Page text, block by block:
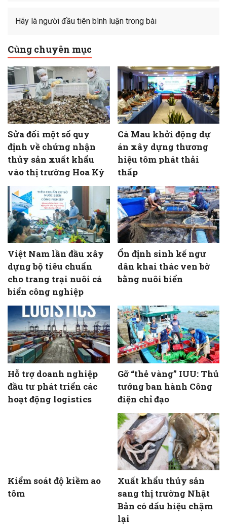
Hãy là người đầu tiên bình luận trong bài
Cùng chuyên mục
Sửa đổi một số quy
định về chứng nhận
thủy sản xuất khẩu
vào thị trường Hoa Kỳ
Cà Mau khởi động dự
án xây dựng thương
hiệu tôm phát thải
thấp
Việt Nam lần đầu xây
dựng bộ tiêu chuẩn
cho trang trại nuôi cá
biển công nghiệp
Ổn định sinh kế ngư
dân khai thác ven bờ
bằng nuôi biển
Hỗ trợ doanh nghiệp
đầu tư phát triển các
hoạt động logistics
Gỡ “thẻ vàng” IUU: Thủ
tướng ban hành Công
điện chỉ đạo
Kiểm soát độ kiềm ao
tôm
Xuất khẩu thủy sản
sang thị trường Nhật
Bản có dấu hiệu chậm
lại